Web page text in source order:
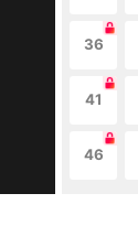
36
41
46